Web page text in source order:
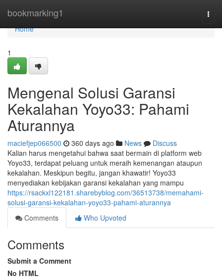
bookmarking1
Home
Home
1
Mengenal Solusi Garansi
Kekalahan Yoyo33: Pahami
Aturannya
maciefjep066500 360 days ago News
Discuss
Kalian harus mengetahui bahwa saat bermain di platform web
Yoyo33, terdapat peluang untuk meraih kemenangan ataupun
kekalahan. Meskipun begitu, jangan khawatir! Yoyo33
menyediakan kebijakan garansi kekalahan yang mampu
https://rsackxl122181.sharebyblog.com/36513738/memahami-
solusi-garansi-kekalahan-yoyo33-pahami-aturannya
Comments
Who Upvoted
Comments
Submit a Comment
No HTML